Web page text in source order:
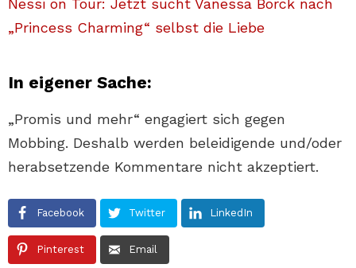
„Princess Charming“ selbst die Liebe
In eigener Sache:
„Promis und mehr“ engagiert sich gegen
Mobbing. Deshalb werden beleidigende und/oder
herabsetzende Kommentare nicht akzeptiert.
Facebook Twitter LinkedIn
Pinterest Email